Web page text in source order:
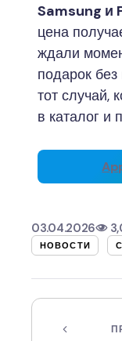
Samsung и
цена
ждали
подарок
тот случай,
в каталог и
03.04.2026
НОВОСТИ